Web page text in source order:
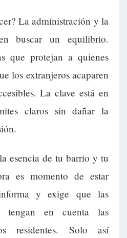
La administración y la
buscar un equilibrio.
que protejan a quienes
los extranjeros acaparen
La clave está en
claros sin dañar la
esencia de tu barrio y tu
es momento de estar
y exige que las
tengan en cuenta las
residentes. Solo así